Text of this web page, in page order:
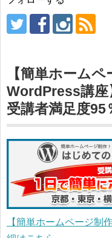
【簡単ホーム
WordPress講座
受講者満足度95
【簡単ホームページ制